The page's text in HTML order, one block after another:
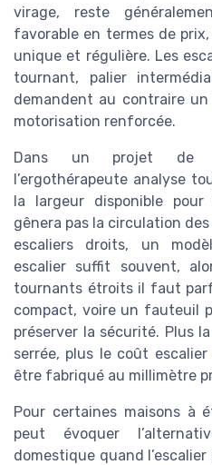
virage, reste
favorable en termes de
unique et régulière. Les
tournant, palier
demandent au contraire
motorisation renforcée.
Dans un projet de
l’ergothérapeute analyse
la largeur disponible
gênera pas la circulation
escaliers droits, un
escalier suffit souvent,
tournants étroits il faut
compact, voire un fauteuil
préserver la sécurité. Plus
serrée, plus le coût
être fabriqué au millimètre
Pour certaines maisons à
peut évoquer
domestique quand